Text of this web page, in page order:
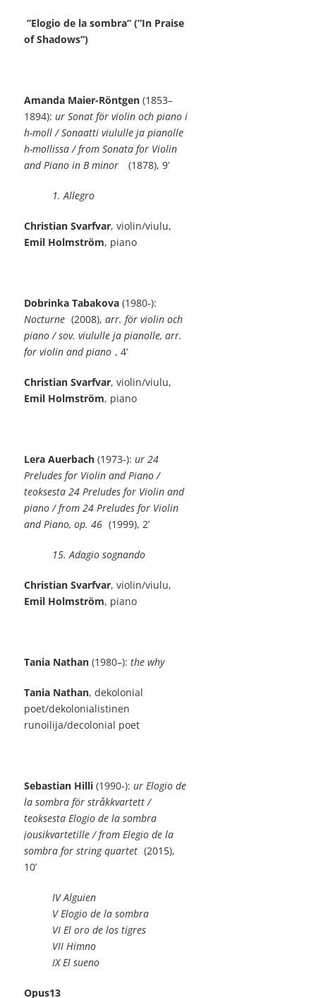
”Elogio de la sombra” (”In Praise
of Shadows”)
Amanda Maier-Röntgen (1853–
1894): ur Sonat för violin och piano i
h-moll / Sonaatti viululle ja pianolle
h-mollissa / from Sonata for Violin
and Piano in B minor
(1878), 9’
1. Allegro
Christian Svarfvar, violin/viulu,
Emil Holmström, piano
Dobrinka Tabakova (1980-):
Nocturne (2008), arr. för violin och
piano / sov. viululle ja pianolle, arr.
for violin and piano , 4’
Christian Svarfvar, violin/viulu,
Emil Holmström, piano
Lera Auerbach (1973-): ur 24
Preludes for Violin and Piano /
teoksesta 24 Preludes for Violin and
piano / from 24 Preludes for Violin
and Piano, op. 46 (1999), 2’
15. Adagio sognando
Christian Svarfvar, violin/viulu,
Emil Holmström, piano
Tania Nathan (1980–): the why
Tania Nathan, dekolonial
poet/dekolonialistinen
runoilija/decolonial poet
Sebastian Hilli (1990-): ur Elogio de
la sombra för stråkkvartett /
teoksesta Elogio de la sombra
jousikvartetille / from Elegio de la
sombra for string quartet (2015),
10’
IV Alguien
V Elogio de la sombra
VI El oro de los tigres
VII Himno
IX El sueno
Opus13